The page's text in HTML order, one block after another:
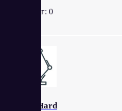
Рейтинг: 0
WorkHard